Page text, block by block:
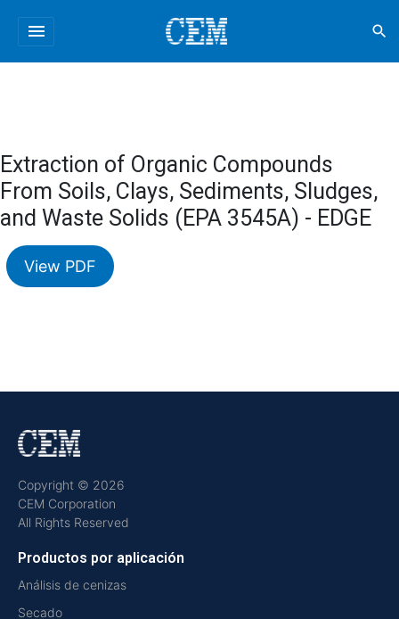
menu search
Extraction of Organic Compounds
From Soils, Clays, Sediments, Sludges,
and Waste Solids (EPA 3545A) - EDGE
View PDF
Copyright © 2026
CEM Corporation
All Rights Reserved
Productos por aplicación
Análisis de cenizas
Secado